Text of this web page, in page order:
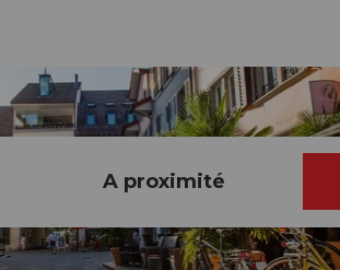
A proximité